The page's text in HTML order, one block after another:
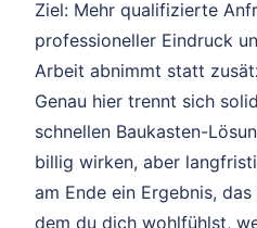
Ziel: Mehr qualifizierte
professioneller Eindruck
Arbeit abnimmt statt
Genau hier trennt sich
schnellen Baukasten-
billig wirken, aber
am Ende ein Ergebnis,
dem du dich wohlfühlst,